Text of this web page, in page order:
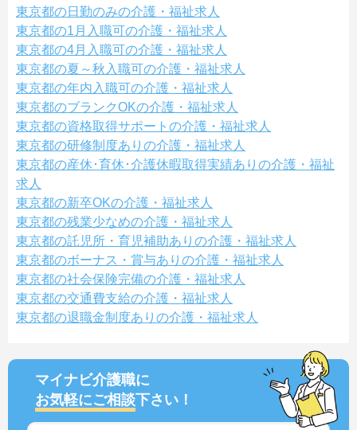
東京都の日勤のみの介護・福祉求人
東京都の1月入職可の介護・福祉求人
東京都の4月入職可の介護・福祉求人
東京都の夏～秋入職可の介護・福祉求人
東京都の年内入職可の介護・福祉求人
東京都のブランクOKの介護・福祉求人
東京都の資格取得サポートの介護・福祉求人
東京都の研修制度ありの介護・福祉求人
東京都の産休･育休･介護休暇取得実績ありの介護・福祉
求人
東京都の新卒OKの介護・福祉求人
東京都の残業少なめの介護・福祉求人
東京都の託児所・育児補助ありの介護・福祉求人
東京都のボーナス・賞与ありの介護・福祉求人
東京都の社会保険完備の介護・福祉求人
東京都の交通費支給の介護・福祉求人
東京都の退職金制度ありの介護・福祉求人
マイナビ介護職に
お気軽にご相談下さい！